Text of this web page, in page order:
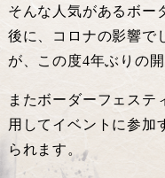
そんな人気があるボー
後に、コロナの影響で
が、この度4年ぶりの
またボーダーフェステ
用してイベントに参加
られます。